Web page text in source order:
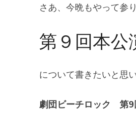
さあ、今晩もやって参
第９回本公
について書きたいと思
劇団ビーチロック　第